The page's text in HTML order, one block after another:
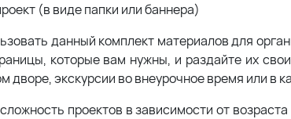
(в виде папки или баннера)
данный комплект материалов для
которые вам нужны, и раздайте их
дворе, экскурсии во внеурочное время или в
проектов в зависимости от